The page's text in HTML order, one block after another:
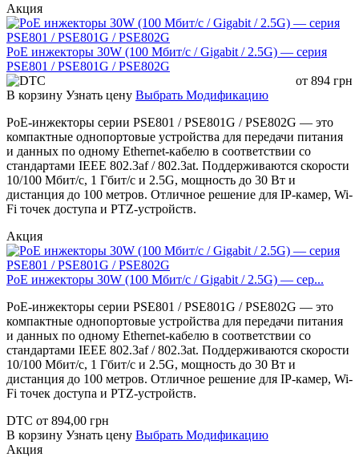
Акция
PoE инжекторы 30W (100 Мбит/с / Gigabit / 2.5G) — серия
PSE801 / PSE801G / PSE802G
от 894 грн
В корзину Узнать цену Выбрать Модификацию
PoE-инжекторы серии PSE801 / PSE801G / PSE802G — это
компактные однопортовые устройства для передачи питания
и данных по одному Ethernet-кабелю в соответствии со
стандартами IEEE 802.3af / 802.3at. Поддерживаются скорости
10/100 Мбит/с, 1 Гбит/с и 2.5G, мощность до 30 Вт и
дистанция до 100 метров. Отличное решение для IP-камер, Wi-
Fi точек доступа и PTZ-устройств.
Акция
PoE инжекторы 30W (100 Мбит/с / Gigabit / 2.5G) — сер...
PoE-инжекторы серии PSE801 / PSE801G / PSE802G — это
компактные однопортовые устройства для передачи питания
и данных по одному Ethernet-кабелю в соответствии со
стандартами IEEE 802.3af / 802.3at. Поддерживаются скорости
10/100 Мбит/с, 1 Гбит/с и 2.5G, мощность до 30 Вт и
дистанция до 100 метров. Отличное решение для IP-камер, Wi-
Fi точек доступа и PTZ-устройств.
DTC от 894,00 грн
В корзину Узнать цену Выбрать Модификацию
Акция